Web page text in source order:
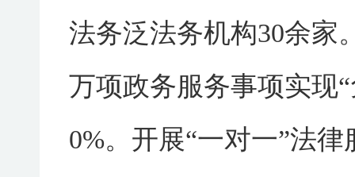
法务泛法务机构30余家
万项政务服务事项实现
0%。开展“一对一”法